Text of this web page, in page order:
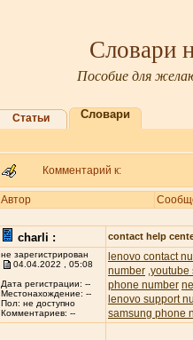
Словари
Пособие для
Статьи Словари
Комментарий к:
Автор
charli :
contact help
не зарегистрирован
04.04.2022 , 05:08
Дата регистрации: --
Местонахождение: --
Пол: не доступно
Комментариев: --
lenovo contact
number youtube
phone number
lenovo support
samsung phone